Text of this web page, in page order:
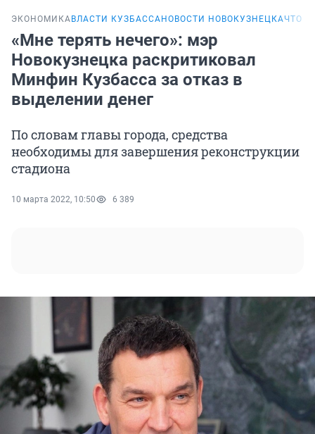
ЭКОНОМИКА ВЛАСТИ КУЗБАССА НОВОСТИ НОВОКУЗНЕЦКАЧТО
«Мне терять нечего»: мэр
Новокузнецка раскритиковал
Минфин Кузбасса за отказ в
выделении денег
По словам главы города, средства
необходимы для завершения реконструкции
стадиона
10 марта 2022, 10:50 6 389